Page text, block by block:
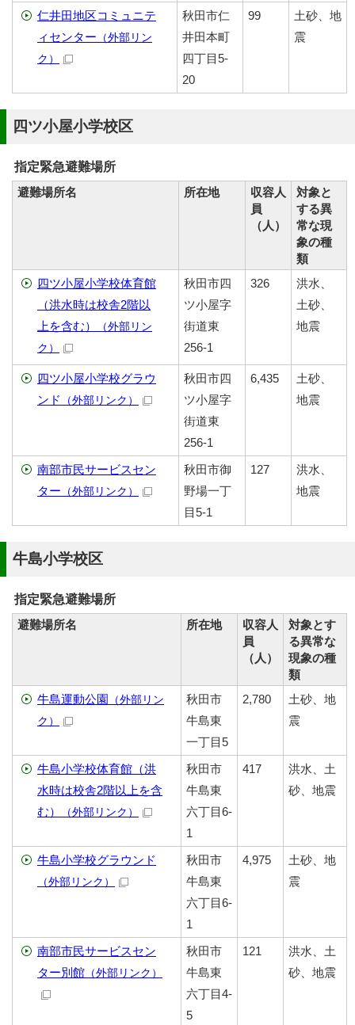
仁井田地区コミュニテ
ィセンター （外部リン
ク）
秋田市仁
井田本町
四丁目5-
20
99
土砂、地
震
四ツ小屋小学校区
指定緊急避難場所
避難場所名
所在地
収容人
員
（人）
対象と
する異
常な現
象の種
類
四ツ小屋小学校体育館
（洪水時は校舎2階以
上を含む）
（外部リン
ク）
秋田市四
ツ小屋字
街道東
256-1
326
洪水、
土砂、
地震
四ツ小屋小学校グラウ
ンド
（外部リンク）
秋田市四
ツ小屋字
街道東
256-1
6,435
土砂、
地震
南部市民サービスセン
ター （外部リンク）
秋田市御
野場一丁
目5-1
127
洪水、
地震
牛島小学校区
指定緊急避難場所
避難場所名
所在地
収容人
員
（人）
対象とす
る異常な
現象の種
類
牛島運動公園 （外部リン
ク）
秋田市
牛島東
一丁目5
2,780
土砂、地
震
牛島小学校体育館（洪
水時は校舎2階以上を含
む）
（外部リンク）
秋田市
牛島東
六丁目6-
1
417
洪水、土
砂、地震
牛島小学校グラウンド
（外部リンク）
秋田市
牛島東
六丁目6-
1
4,975
土砂、地
震
南部市民サービスセン
ター別館 （外部リンク）
秋田市
牛島東
六丁目4-
5
121
洪水、土
砂、地震